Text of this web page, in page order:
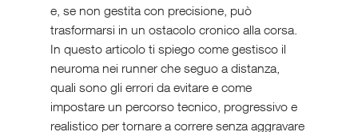
e, se non gestita con precisione, può
trasformarsi in un ostacolo cronico alla corsa.
In questo articolo ti spiego come gestisco il
neuroma nei runner che seguo a distanza,
quali sono gli errori da evitare e come
impostare un percorso tecnico, progressivo e
realistico per tornare a correre senza aggravare